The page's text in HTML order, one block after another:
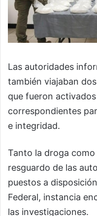
Las autoridades
también viajaban
que fueron
correspondientes
e integridad.
Tanto la droga
resguardo de las
puestos a
Federal, instancia
las investigaciones.